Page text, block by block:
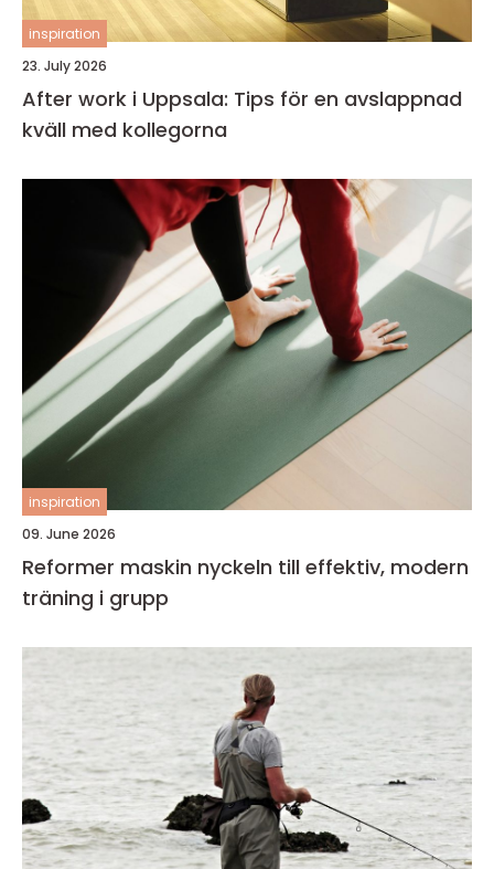
inspiration
23. July 2026
After work i Uppsala: Tips för en avslappnad
kväll med kollegorna
inspiration
09. June 2026
Reformer maskin nyckeln till effektiv, modern
träning i grupp